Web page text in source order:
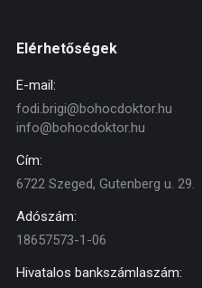
Elérhetőségek
E-mail:
fodi.brigi@bohocdoktor.hu
info@bohocdoktor.hu
Cím:
6722 Szeged, Gutenberg u. 29.
Adószám:
18657573-1-06
Hivatalos bankszámlaszám: